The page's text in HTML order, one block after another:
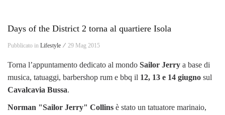
Days of the District 2 torna al quartiere Isola
Pubblicato in Lifestyle ⁄ 29 Mag 2015
Torna l’appuntamento dedicato al mondo Sailor Jerry a base di
musica, tatuaggi, barbershop rum e bbq il 12, 13 e 14 giugno sul
Cavalcavia Bussa.
Norman "Sailor Jerry" Collins è stato un tatuatore marinaio,